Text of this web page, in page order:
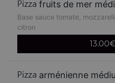
fruits de mer
Base sauce tomate,
citron
13.00€
arménienne